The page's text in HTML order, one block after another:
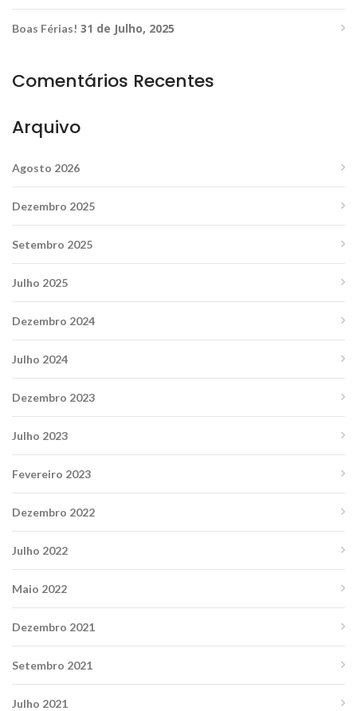
Boas Férias! 31 de Julho, 2025
Comentários Recentes
Arquivo
Agosto 2026
Dezembro 2025
Setembro 2025
Julho 2025
Dezembro 2024
Julho 2024
Dezembro 2023
Julho 2023
Fevereiro 2023
Dezembro 2022
Julho 2022
Maio 2022
Dezembro 2021
Setembro 2021
Julho 2021